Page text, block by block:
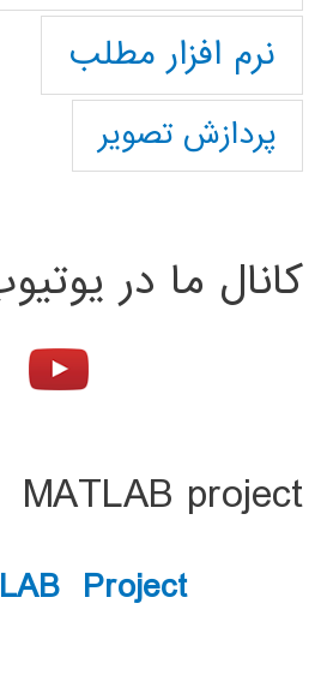
نرم افزار مطلب
پردازش تصویر
کانال ما در
MATLAB project
Project